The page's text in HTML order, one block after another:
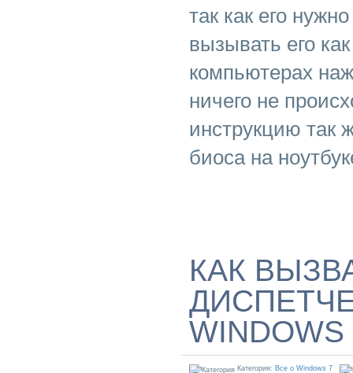
так как его
вызывать его
компьютерах
ничего не
инструкцию так
биоса на
КАК
WINDOWS
Категория: Все о Windows 7